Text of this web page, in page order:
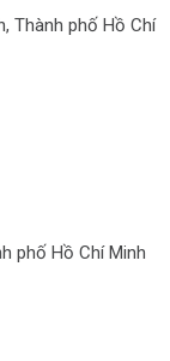
Thành phố Hồ Chí
phố Hồ Chí Minh